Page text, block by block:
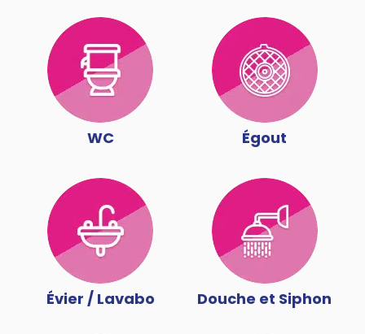
WC Égout
Évier / Lavabo Douche et Siphon